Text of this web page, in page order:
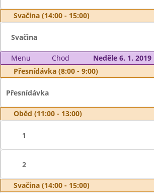
Svačina (14:00 - 15:00)
Svačina
Menu Chod
Neděle 6. 1. 2019
Přesnídávka (8:00 - 9:00)
Přesnídávka
Oběd (11:00 - 13:00)
1
2
Svačina (14:00 - 15:00)